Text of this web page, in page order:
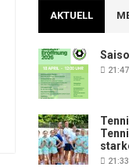
AKTUELL
21:47
21:33